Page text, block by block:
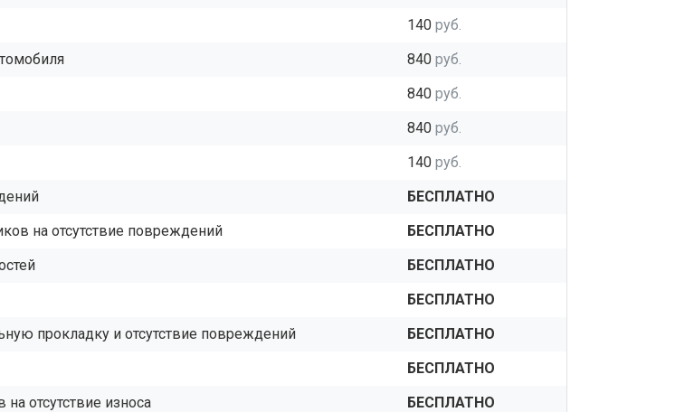
140 руб.
840 руб.
840 руб.
840 руб.
140 руб.
БЕСПЛАТНО
на отсутствие повреждений
БЕСПЛАТНО
БЕСПЛАТНО
БЕСПЛАТНО
прокладку и отсутствие повреждений
БЕСПЛАТНО
БЕСПЛАТНО
отсутствие износа
БЕСПЛАТНО